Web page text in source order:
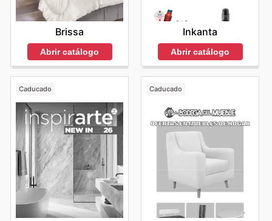
Brissa
Abrir catálogo
Inkanta
Abrir catálogo
Caducado Caducado